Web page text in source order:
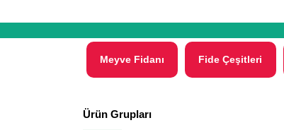
Meyve Fidanı Fide Çeşitleri
Ürün Grupları